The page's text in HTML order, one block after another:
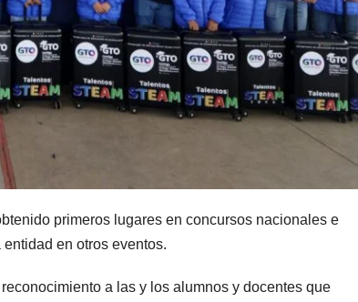
primeros lugares en concursos nacionales e
en otros eventos.
a las y los alumnos y docentes que